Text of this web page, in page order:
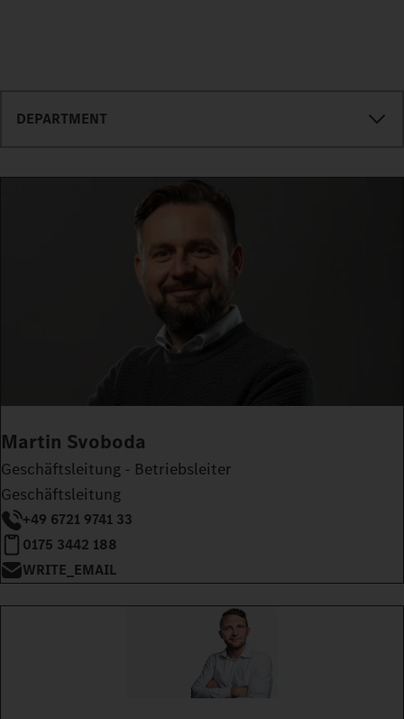
DEPARTMENT
Martin Svoboda
Geschäftsleitung - Betriebsleiter
Geschäftsleitung
+49 6721 9741 33
0175 3442 188
WRITE_EMAIL